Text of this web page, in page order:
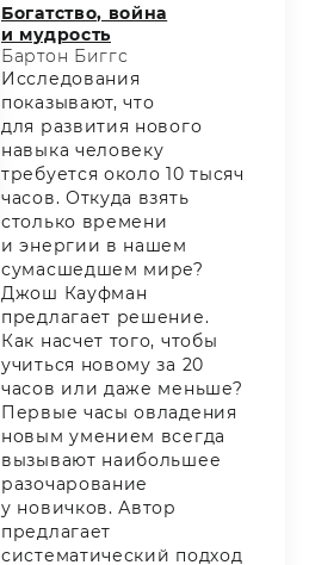
Богатство, война
и мудрость
Бартон Биггс
Исследования
показывают, что
для развития нового
навыка человеку
требуется около 10 тысяч
часов. Откуда взять
столько времени
и энергии в нашем
сумасшедшем мире?
Джош Кауфман
предлагает решение.
Как насчет того, чтобы
учиться новому за 20
часов или даже меньше?
Первые часы овладения
новым умением всегда
вызывают наибольшее
разочарование
у новичков. Автор
предлагает
систематический подход